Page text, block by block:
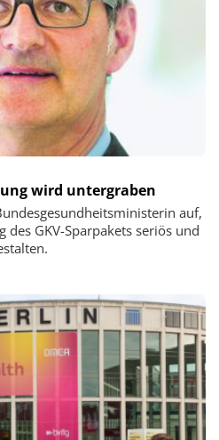
wird untergraben
auf,
des GKV-Sparpakets seriös und